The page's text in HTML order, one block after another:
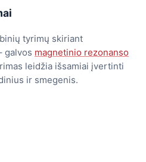
tyrimų skiriant
galvos magnetinio rezonanso
leidžia išsamiai įvertinti
ir smegenis.